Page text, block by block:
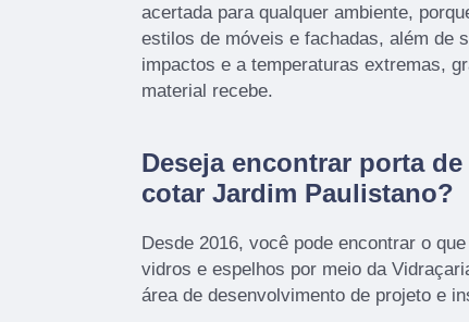
acertada para qualquer ambiente,
estilos de móveis e fachadas, além de
impactos e a temperaturas extremas,
material recebe.
Deseja encontrar porta
cotar Jardim Paulistano?
Desde 2016, você pode encontrar o
vidros e espelhos por meio da
área de desenvolvimento de projeto e